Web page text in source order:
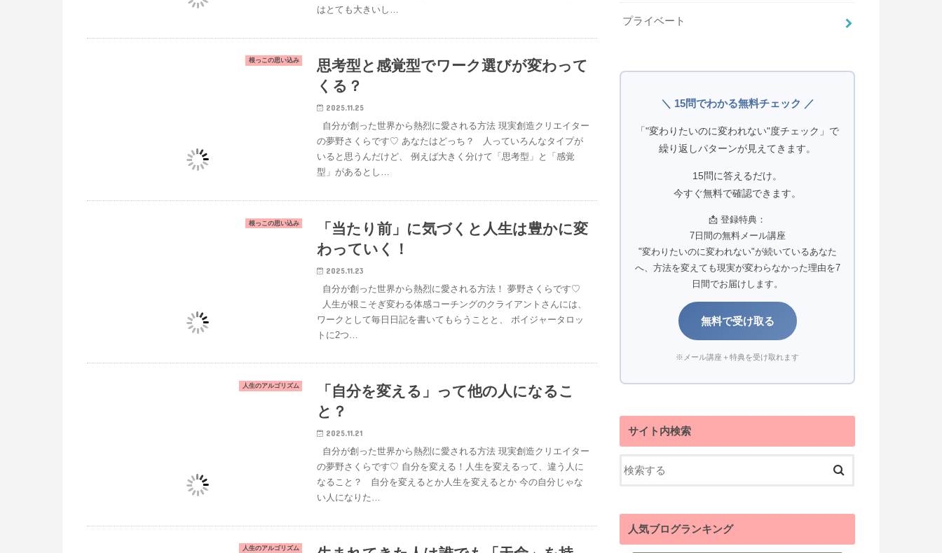
はとても大きいし…
根っこの思い込み
思考型と感覚型でワーク選びが変わって
くる？
2025.11.25
自分が創った世界から熱烈に愛される方法 現実創造クリエイター
の夢野さくらです♡ あなたはどっち？ 人っていろんなタイプが
いると思うんだけど、 例えば大きく分けて「思考型」と「感覚
型」があるとし…
根っこの思い込み
「当たり前」に気づくと人生は豊かに変
わっていく！
2025.11.23
自分が創った世界から熱烈に愛される方法！ 夢野さくらです♡
人生が根こそぎ変わる体感コーチングのクライアントさんには、
ワークとして毎日日記を書いてもらうことと、 ボイジャータロッ
トに2つ…
人生のアルゴリズム
「自分を変える」って他の人になるこ
と？
2025.11.21
自分が創った世界から熱烈に愛される方法 現実創造クリエイター
の夢野さくらです♡ 自分を変える！人生を変えるって、違う人に
なること？ 自分を変えるとか人生を変えるとか 今の自分じゃな
い人になりた…
人生のアルゴリズム
プライベート
＼ 15問でわかる無料チェック ／
「"変わりたいのに変われない"度チェック」で
繰り返しパターンが見えてきます。
15問に答えるだけ。
今すぐ無料で確認できます。
📩 登録特典：
7日間の無料メール講座
"変わりたいのに変われない"が続いているあなた
へ、方法を変えても現実が変わらなかった理由を7
日間でお届けします。
無料で受け取る
※メール講座＋特典を受け取れます
サイト内検索
人気ブログランキング